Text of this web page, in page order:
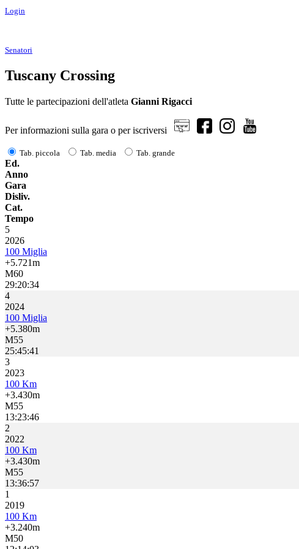
Login
Senatori
Tuscany Crossing
Tutte le partecipazioni dell'atleta Gianni Rigacci
Per informazioni sulla gara o per iscriversi
Tab. piccola Tab. media Tab. grande
Ed.
Anno
Gara
Disliv.
Cat.
Tempo
5
2026
100 Miglia
+5.721m
M60
29:20:34
4
2024
100 Miglia
+5.380m
M55
25:45:41
3
2023
100 Km
+3.430m
M55
13:23:46
2
2022
100 Km
+3.430m
M55
13:36:57
1
2019
100 Km
+3.240m
M50